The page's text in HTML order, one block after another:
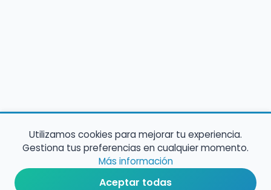
Utilizamos cookies para mejorar tu experiencia.
Gestiona tus preferencias en cualquier momento.
Más información
Aceptar todas